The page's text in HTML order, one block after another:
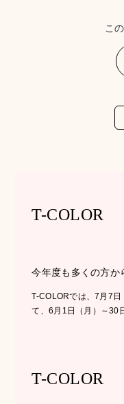
こ
T-COLOR
今年度も多くの方か
T-COLORでは、7月7
て、6月1日（月）～30
T-COLOR